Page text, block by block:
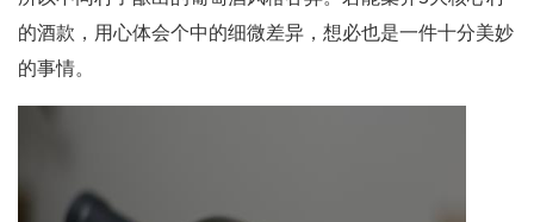
的酒款，用心体会个中的细微差异，想必也是一件十分美妙
的事情。